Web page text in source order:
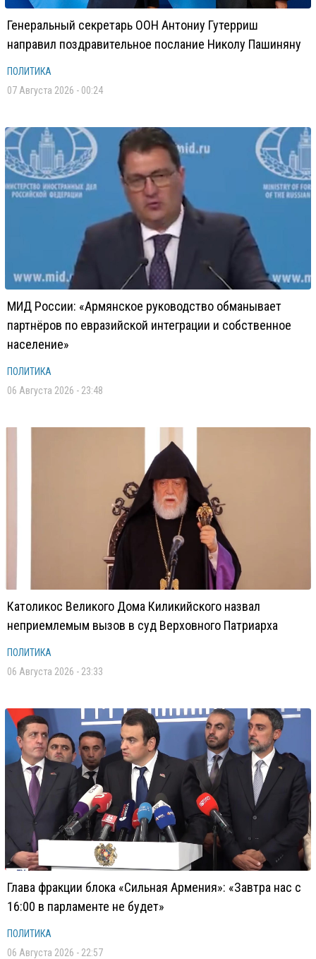
Генеральный секретарь ООН Антониу Гутерриш
направил поздравительное послание Николу Пашиняну
ПОЛИТИКА
07 Августа 2026 - 00:24
МИД России: «Армянское руководство обманывает
партнёров по евразийской интеграции и собственное
население»
ПОЛИТИКА
06 Августа 2026 - 23:48
Католикос Великого Дома Киликийского назвал
неприемлемым вызов в суд Верховного Патриарха
ПОЛИТИКА
06 Августа 2026 - 23:33
Глава фракции блока «Сильная Армения»: «Завтра нас с
16:00 в парламенте не будет»
ПОЛИТИКА
06 Августа 2026 - 22:57